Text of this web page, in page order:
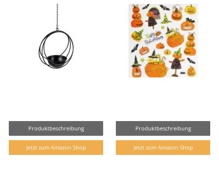
Produktbeschreibung
Jetzt zum Amazon Shop
Produktbeschreibung
Jetzt zum Amazon Shop